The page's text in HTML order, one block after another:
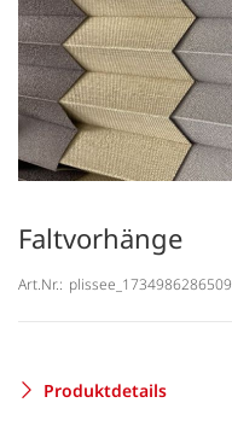
Faltvorhänge
Art.Nr.: plissee_1734986286509
Produktdetails